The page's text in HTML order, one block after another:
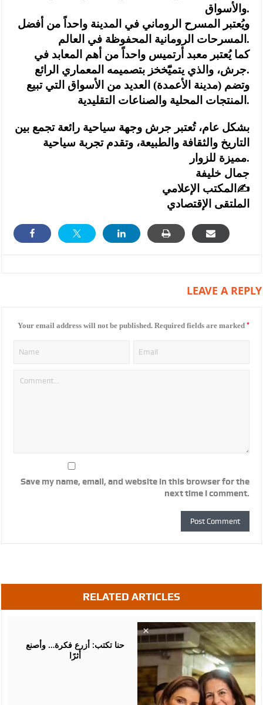
والأسواق.
ويُعتبر المسرح الروماني في المدينة واحداً من أفضل
المسرحات الرومانية المحفوظة في العالم.
كما يُعتبر معبد أرتميس واحداً من أهم المعابد في
جرش، والذي يتميّٓخخز بتصميمه المعماري الرائع.
وتضم (مدينة الأعمدة) العديد من الأسواق التي تبيع
المنتجات المحلية والصناعات التقليدية.
بشكل عام، تُعتبر جرش وجهة سياحية رائعة تجمع بين
التاريخ والثقافة والطبيعة، وتقدم تجربة سياحية
مميزة للزوار.
جمال خليفة
المكتب الإعلامي✍️
الملتقى الإقتصادي
LEAVE A REPLY
Your email address will not be published. Required fields are marked *
Save my name, email, and website in this browser for the
next time I comment.
RELATED ARTICLES
حنا تكتب: أزرع فكرة… وأصنع
أثرًا